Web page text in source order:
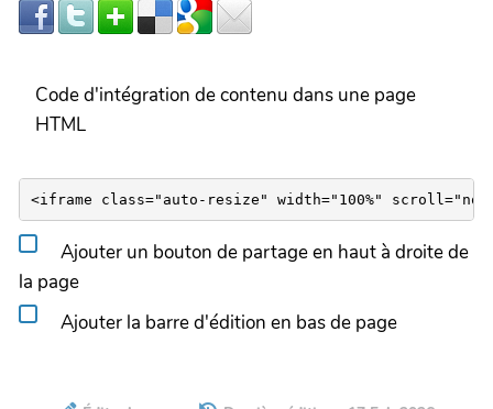
Code d'intégration de contenu dans une page
HTML
Ajouter un bouton de partage en haut à droite de
la page
Ajouter la barre d'édition en bas de page